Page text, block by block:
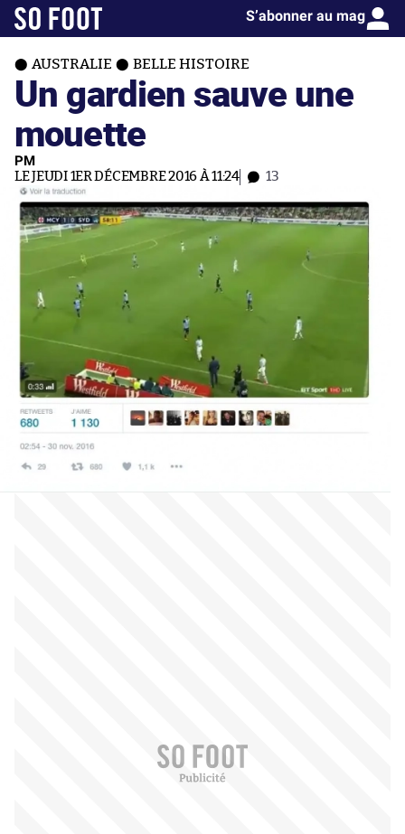
S’abonner au mag
AUSTRALIE BELLE HISTOIRE
Un gardien sauve une
mouette
PM
LE JEUDI 1ER DÉCEMBRE 2016 À 11:24 13